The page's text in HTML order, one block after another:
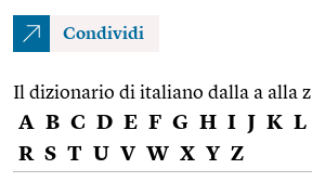
Condividi
Il dizionario di italiano dalla a alla z
A B C D E F G H I J K L
R S T U V W X Y Z